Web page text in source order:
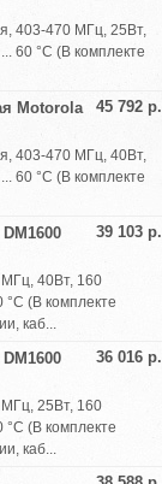
403-470 МГц, 25Вт,
60 °C (В комплекте
45 792 р.
Motorola
403-470 МГц, 40Вт,
60 °C (В комплекте
39 103 р.
40Вт, 160
°C (В комплекте
каб...
36 016 р.
25Вт, 160
°C (В комплекте
каб...